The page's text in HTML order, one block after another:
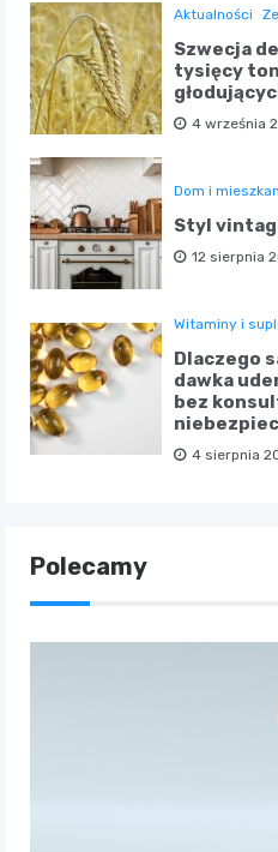
Aktualności
Szwecja
tysięcy
4 września
Dom i
Styl
12 sierpnia
Witaminy i
Dlaczego
dawka
bez
4 sierpnia
Polecamy